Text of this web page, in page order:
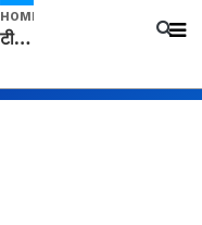
HOME
टीम बीकेई ने एग्रीकल्चर ग्रेड की यूरिया खाद गट्टों में बदलकर टेक्निकल ग्रेड में बेचने वालों पर करवाई कार्रवाई: लखविंदर सिंह औलख